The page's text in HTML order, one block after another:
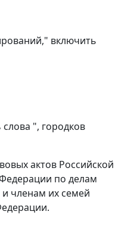
включить
", городков
актов Российской
по делам
членам их семей